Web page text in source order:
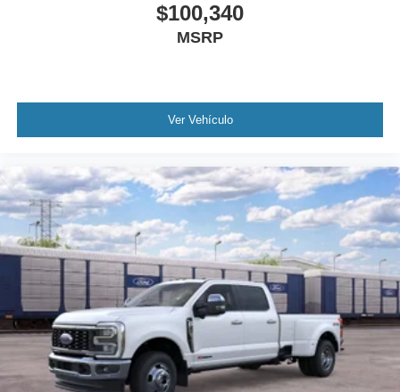
$100,340
MSRP
Ver Vehículo